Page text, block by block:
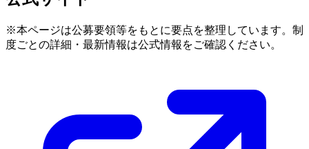
※本ページは公募要領等をもとに要点を整理しています。制
度ごとの詳細・最新情報は公式情報をご確認ください。